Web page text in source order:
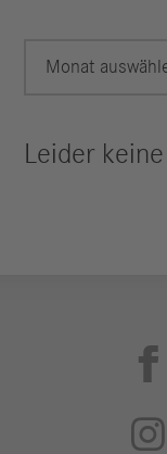
Monat
Leider

